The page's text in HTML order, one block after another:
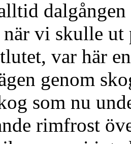
vi skulle ut
var här
genom
som nu
rimfrost